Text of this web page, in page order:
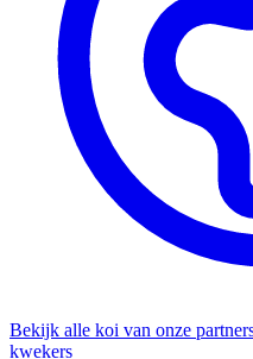
Bekijk alle koi van onze
kwekers